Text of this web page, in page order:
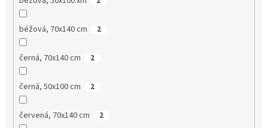
béžová, 70x140 cm 2
černá, 70x140 cm 2
černá, 50x100 cm 2
červená, 70x140 cm 2